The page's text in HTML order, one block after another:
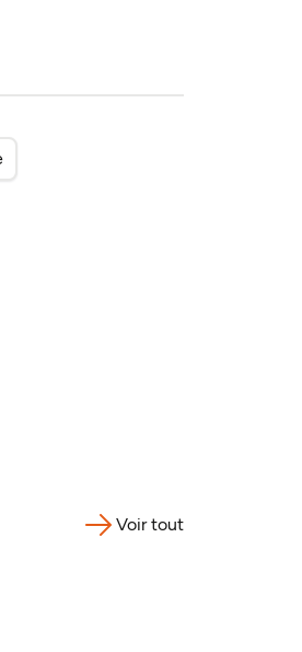
Voir tout